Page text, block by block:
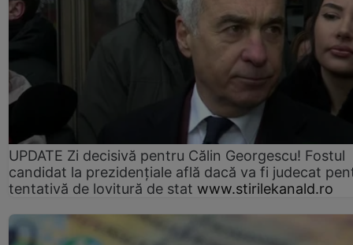
UPDATE Zi decisivă pentru Călin Georgescu! Fostul
candidat la prezidențiale află dacă va fi judecat
tentativă de lovitură de stat www.stirilekanald.ro